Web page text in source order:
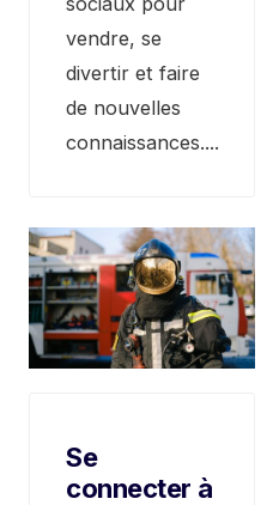
vendre, se
divertir et faire
de nouvelles
connaissances....
Se
connecter à